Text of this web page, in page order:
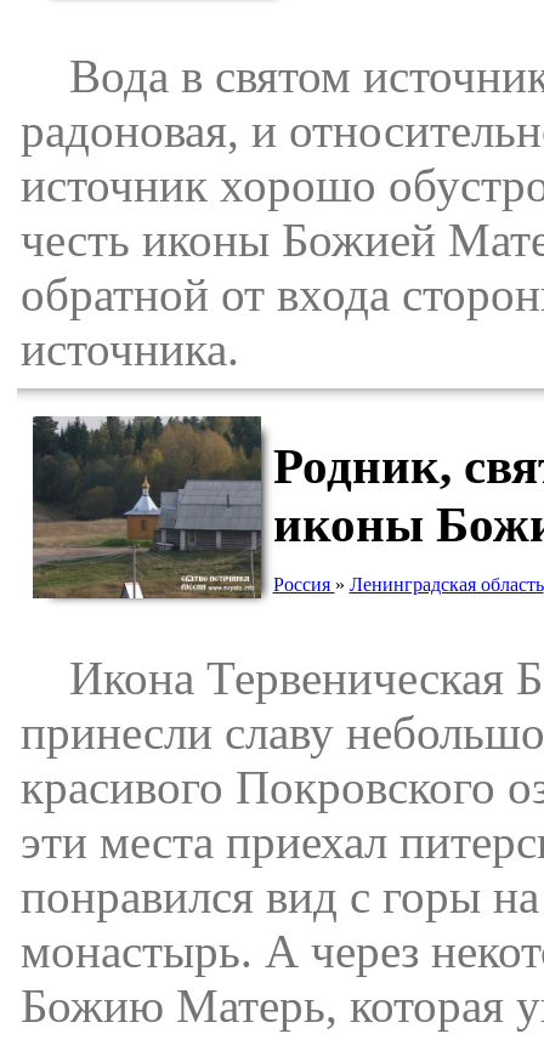
Вода в святом
радоновая, и
источник хорошо
честь иконы Божией
обратной от входа
источника.
Родник,
иконы
Россия » Ленинградская область
Икона Тервеническая
принесли славу
красивого Покровского
эти места приехал
понравился вид с горы
монастырь. А через
Божию Матерь, которая